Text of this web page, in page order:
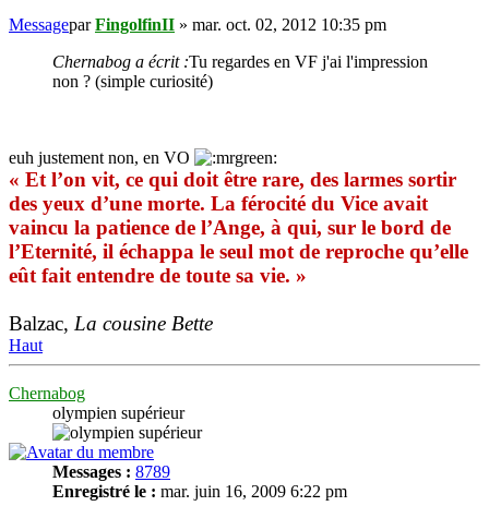
MessageparFingolfinII » mar. oct. 02, 2012 10:35 pm
Chernabog a écrit :Tu regardes en VF j'ai l'impression
non ? (simple curiosité)
euh justement non, en VO
« Et l’on vit, ce qui doit être rare, des larmes sortir
des yeux d’une morte. La férocité du Vice avait
vaincu la patience de l’Ange, à qui, sur le bord de
l’Eternité, il échappa le seul mot de reproche qu’elle
eût fait entendre de toute sa vie. »
Balzac, La cousine Bette
Haut
Chernabog
olympien supérieur
Messages : 8789
Enregistré le : mar. juin 16, 2009 6:22 pm